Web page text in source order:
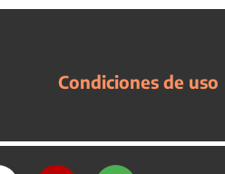
Condiciones de uso